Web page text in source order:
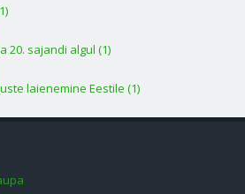
20. sajandi algul (1)
laienemine Eestile (1)